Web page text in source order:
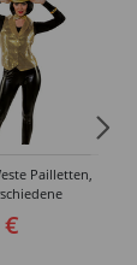
Pailletten,
52)